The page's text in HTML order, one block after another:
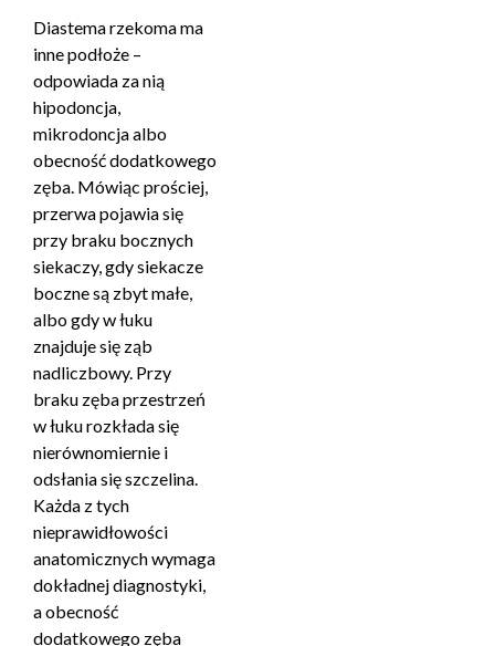
Diastema rzekoma ma
inne podłoże –
odpowiada za nią
hipodoncja,
mikrodoncja albo
obecność dodatkowego
zęba. Mówiąc prościej,
przerwa pojawia się
przy braku bocznych
siekaczy, gdy siekacze
boczne są zbyt małe,
albo gdy w łuku
znajduje się ząb
nadliczbowy. Przy
braku zęba przestrzeń
w łuku rozkłada się
nierównomiernie i
odsłania się szczelina.
Każda z tych
nieprawidłowości
anatomicznych wymaga
dokładnej diagnostyki,
a obecność
dodatkowego zęba